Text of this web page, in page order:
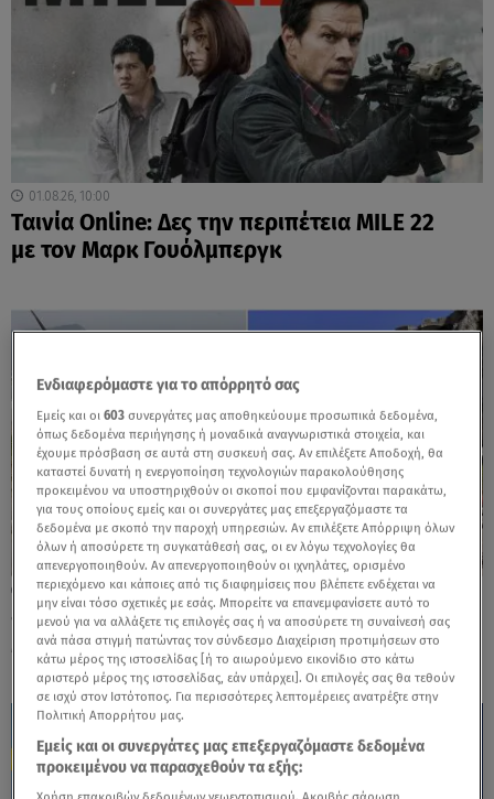
01.08.26, 10:00
Ταινία Online: Δες την περιπέτεια MILE 22
με τον Μαρκ Γουόλμπεργκ
29.07.26, 13:10
«Οδύσσεια»: Από την Ισλανδία μέχρι το
Μαρόκο - Πού γυρίστηκε η ταινία
Ενδιαφερόμαστε για το απόρρητό σας
Εμείς και οι603 συνεργάτες μας αποθηκεύουμε προσωπικά δεδομένα,
όπως δεδομένα περιήγησης ή μοναδικά αναγνωριστικά στοιχεία, και
έχουμε πρόσβαση σε αυτά στη συσκευή σας. Αν επιλέξετε Αποδοχή, θα
καταστεί δυνατή η ενεργοποίηση τεχνολογιών παρακολούθησης
προκειμένου να υποστηριχθούν οι σκοποί που εμφανίζονται παρακάτω,
για τους οποίους εμείς και οι συνεργάτες μας επεξεργαζόμαστε τα
δεδομένα με σκοπό την παροχή υπηρεσιών. Αν επιλέξετε Απόρριψη όλων
όλων ή αποσύρετε τη συγκατάθεσή σας, οι εν λόγω τεχνολογίες θα
απενεργοποιηθούν. Αν απενεργοποιηθούν οι ιχνηλάτες, ορισμένο
περιεχόμενο και κάποιες από τις διαφημίσεις που βλέπετε ενδέχεται να
μην είναι τόσο σχετικές με εσάς. Μπορείτε να επανεμφανίσετε αυτό το
μενού για να αλλάξετε τις επιλογές σας ή να αποσύρετε τη συναίνεσή σας
ανά πάσα στιγμή πατώντας τον σύνδεσμο Διαχείριση προτιμήσεων στο
κάτω μέρος της ιστοσελίδας [ή το αιωρούμενο εικονίδιο στο κάτω
αριστερό μέρος της ιστοσελίδας, εάν υπάρχει]. Οι επιλογές σας θα τεθούν
σε ισχύ στον Ιστότοπος. Για περισσότερες λεπτομέρειες ανατρέξτε στην
Πολιτική Απορρήτου μας.
Εμείς και οι συνεργάτες μας επεξεργαζόμαστε δεδομένα
προκειμένου να παρασχεθούν τα εξής: